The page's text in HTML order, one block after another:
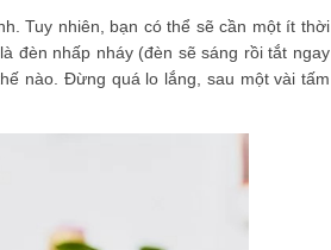
Tuy nhiên, bạn có thể sẽ cần một ít thời
đèn nhấp nháy (đèn sẽ sáng rồi tắt ngay
nào. Đừng quá lo lắng, sau một vài tấm